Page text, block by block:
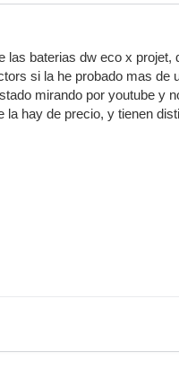
las baterias dw eco x projet,
si la he probado mas de
mirando por youtube y
la hay de precio, y tienen